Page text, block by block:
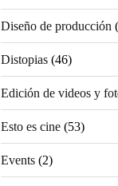
Diseño de producción
Distopias (46)
Edición de videos y
Esto es cine (53)
Events (2)